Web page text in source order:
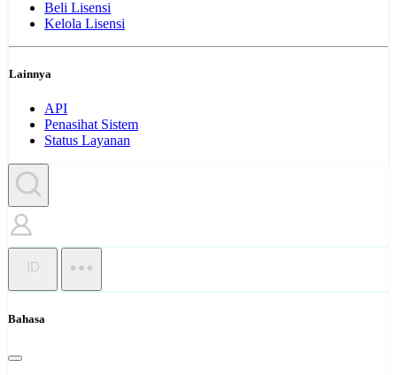
Beli Lisensi
Kelola Lisensi
Lainnya
API
Penasihat Sistem
Status Layanan
ID
Bahasa